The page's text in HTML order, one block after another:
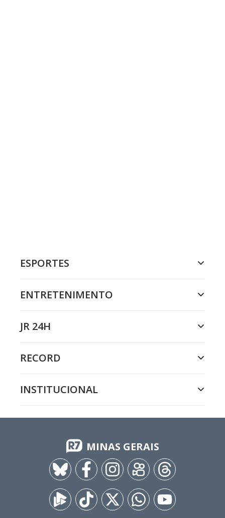
ESPORTES
ENTRETENIMENTO
JR 24H
RECORD
INSTITUCIONAL
MINAS GERAIS